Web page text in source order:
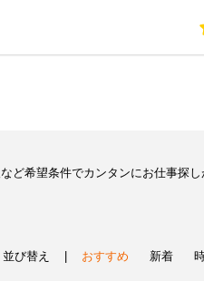
ど希望条件でカンタンにお仕事探
並び替え おすすめ 新着